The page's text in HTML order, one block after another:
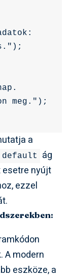
meg.");
a
default
ág
esetre nyújt
ezzel
A modern
eszköze, a